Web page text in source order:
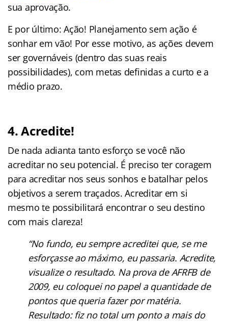
sua aprovação.
E por último: Ação! Planejamento sem ação é
sonhar em vão! Por esse motivo, as ações devem
ser governáveis (dentro das suas reais
possibilidades), com metas definidas a curto e a
médio prazo.
4. Acredite!
De nada adianta tanto esforço se você não
acreditar no seu potencial. É preciso ter coragem
para acreditar nos seus sonhos e batalhar pelos
objetivos a serem traçados. Acreditar em si
mesmo te possibilitará encontrar o seu destino
com mais clareza!
“No fundo, eu sempre acreditei que, se me
esforçasse ao máximo, eu passaria. Acredite,
visualize o resultado. Na prova de AFRFB de
2009, eu coloquei no papel a quantidade de
pontos que queria fazer por matéria.
Resultado: fiz no total um ponto a mais do